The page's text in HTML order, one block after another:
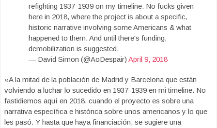
refighting 1937-1939 on my timeline: No fucks given
here in 2018, where the project is about a specific,
historic narrative involving some Americans & what
happened to them. And until there's funding,
demobilization is suggested.
— David Simon (@AoDespair) April 9, 2018
«A la mitad de la población de Madrid y Barcelona que están
volviendo a luchar lo sucedido en 1937-1939 en mi timeline. No
fastidiemos aquí en 2018, cuando el proyecto es sobre una
narrativa específica e histórica sobre unos americanos y lo que
les pasó. Y hasta que haya financiación, se sugiere una